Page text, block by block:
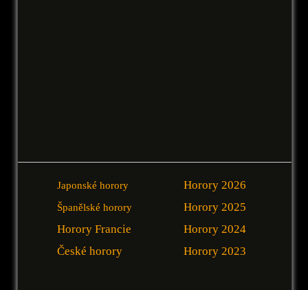
Japonské horory
Španělské horory
Horory Francie
České horory
Horory 2026
Horory 2025
Horory 2024
Horory 2023